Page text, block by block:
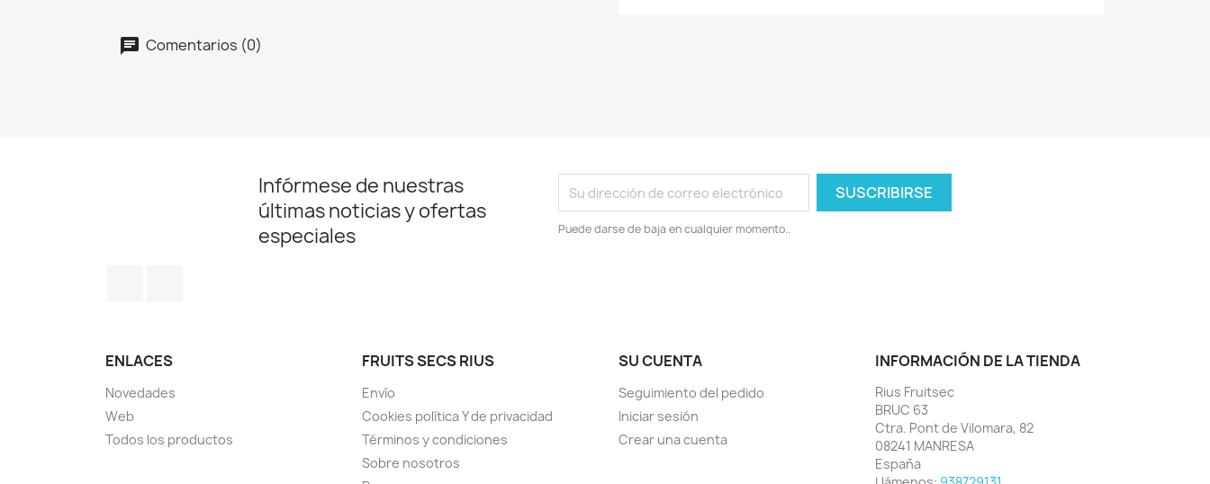
Comentarios (0)
Infórmese de nuestras
últimas noticias y ofertas
especiales
Puede darse de baja en cualquier momento..
ENLACES
Novedades
Web
Todos los productos
FRUITS SECS RIUS
Envío
Cookies política Y de privacidad
Términos y condiciones
Sobre nosotros
SU CUENTA
Seguimiento del pedido
Iniciar sesión
Crear una cuenta
INFORMACIÓN DE LA TIENDA
Rius Fruitsec
BRUC 63
Ctra. Pont de Vilomara, 82
08241 MANRESA
España